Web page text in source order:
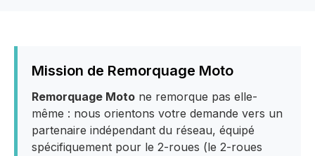
Mission de Remorquage Moto
Remorquage Moto ne remorque pas elle-
même : nous orientons votre demande vers un
partenaire indépendant du réseau, équipé
spécifiquement pour le 2-roues (le 2-roues